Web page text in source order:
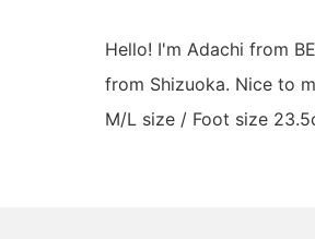
Hello! I'm Adachi from
from Shizuoka. Nice to
M/L size / Foot size